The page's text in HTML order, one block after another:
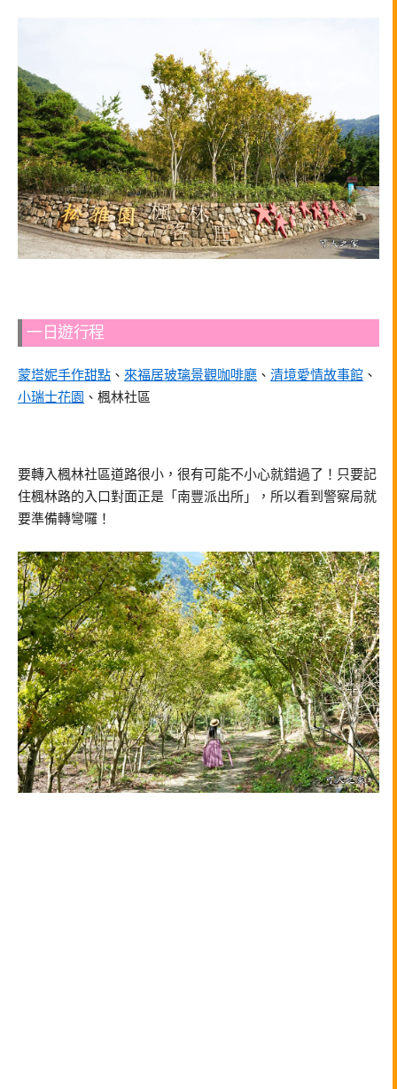
一日遊行程
蒙塔妮手作甜點 、 來福居玻璃景觀咖啡廳 、 清境愛情故事館 、
小瑞士花園 、楓林社區
要轉入楓林社區道路很小，很有可能不小心就錯過了！只要記
住楓林路的入口對面正是「南豐派出所」，所以看到警察局就
要準備轉彎囉！